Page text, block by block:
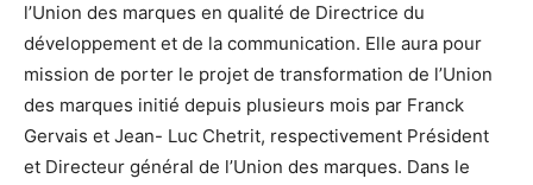
l’Union des marques en qualité de Directrice du
développement et de la communication. Elle aura pour
mission de porter le projet de transformation de l’Union
des marques initié depuis plusieurs mois par Franck
Gervais et Jean- Luc Chetrit, respectivement Président
et Directeur général de l’Union des marques. Dans le